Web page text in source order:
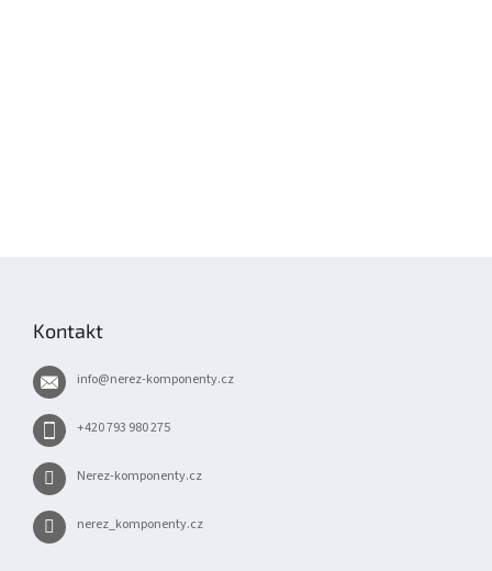
Kontakt
info@nerez-komponenty.cz
+420 793 980 275
Nerez-komponenty.cz
nerez_komponenty.cz